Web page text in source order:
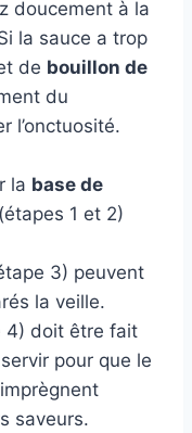
doucement à la
la sauce a trop
de bouillon de
du
l’onctuosité.
la base de
(étapes 1 et 2)
3) peuvent
la veille.
4) doit être fait
pour que le
saveurs.